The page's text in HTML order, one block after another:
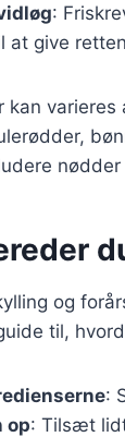
:
at give
kan
og
til,
:
op: Tilsæt